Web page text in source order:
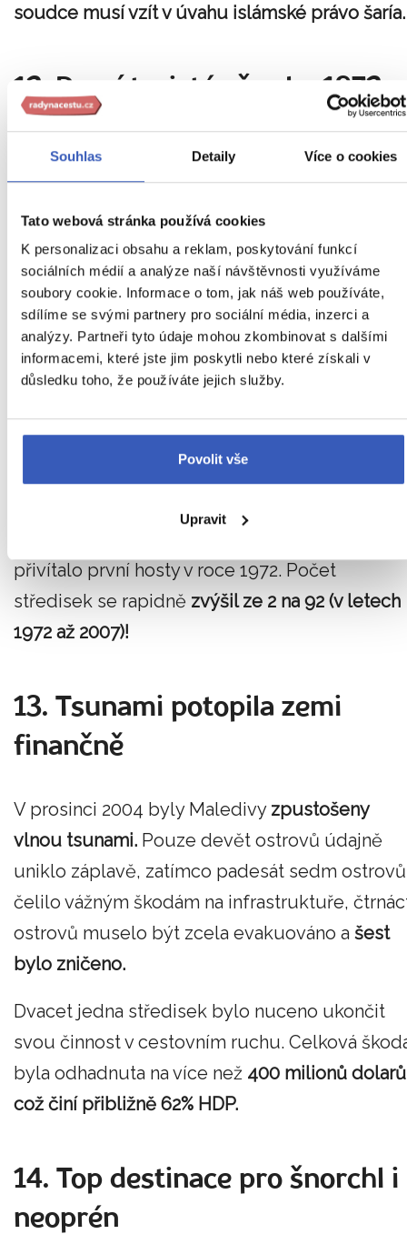
Souhlas Detaily Více o cookies
Tato webová stránka používá cookies
K personalizaci obsahu a reklam, poskytování funkcí
sociálních médií a analýze naší návštěvnosti využíváme
soubory cookie. Informace o tom, jak náš web používáte,
sdílíme se svými partnery pro sociální média, inzerci a
analýzy. Partneři tyto údaje mohou zkombinovat s dalšími
informacemi, které jste jim poskytli nebo které získali v
důsledku toho, že používáte jejich služby.
Povolit vše
Upravit
soudce musí vzít v úvahu islámské právo
12. První turisté až roku 1972
Turistický ruch se rozjel v 70. letech
Cestovní ruch se začal rozvíjet na souostroví
začátku sedmdesátých let. První středisko na
přivítalo první hosty v roce 1972. Počet
středisek se rapidně zvýšil ze 2 na 92 (v letech
1972 až 2007)!
13. Tsunami potopila zemi
finančně
V prosinci 2004 byly Maledivy zpustošeny
vlnou tsunami. Pouze devět ostrovů údajně
uniklo záplavě, zatímco padesát sedm ostrovů
čelilo vážným škodám na infrastruktuře,
ostrovů muselo být zcela evakuováno a šest
bylo zničeno.
Dvacet jedna středisek bylo nuceno ukončit
svou činnost v cestovním ruchu. Celková
byla odhadnuta na více než 400 milionů
což činí přibližně 62% HDP.
14. Top destinace pro šnorchl i
neoprén